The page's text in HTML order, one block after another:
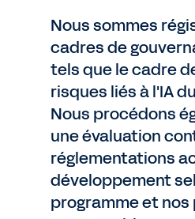
Nous sommes
cadres de
tels que le cadre
risques liés à l'IA
Nous procédons
une évaluation
réglementations
développement
programme et